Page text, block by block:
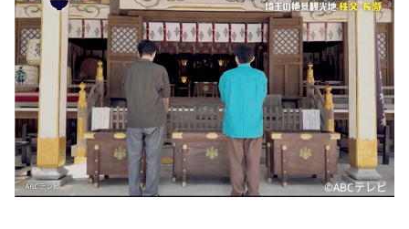
©️ABCテレビ